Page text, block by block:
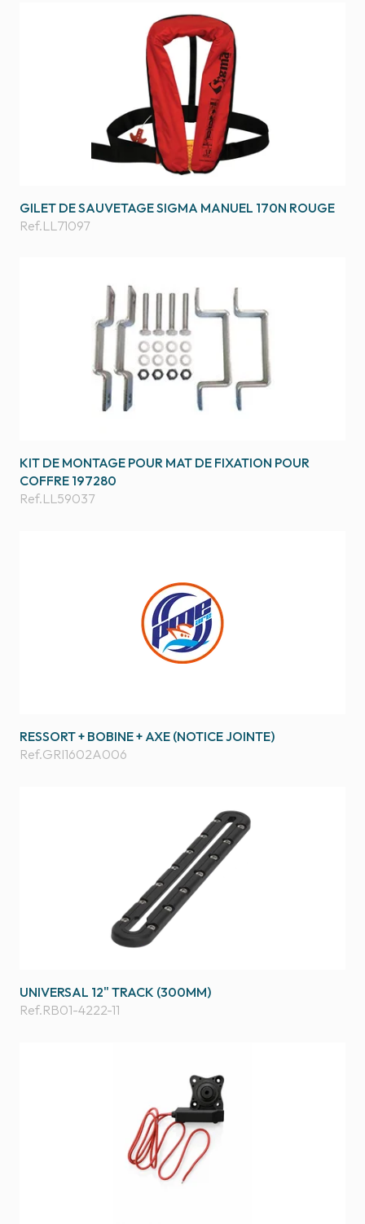
GILET DE SAUVETAGE SIGMA MANUEL 170N ROUGE
Ref.LL71097
KIT DE MONTAGE POUR MAT DE FIXATION POUR
COFFRE 197280
Ref.LL59037
RESSORT + BOBINE + AXE (NOTICE JOINTE)
Ref.GRI1602A006
UNIVERSAL 12" TRACK (300MM)
Ref.RB01-4222-11